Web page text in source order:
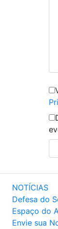
NOTÍCIAS
Defesa do
Espaço do
Envie sua